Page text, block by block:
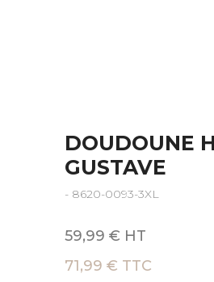
DOUDOUNE
GUSTAVE
- 8620-0093-3XL
59,99 € HT
71,99 € TTC